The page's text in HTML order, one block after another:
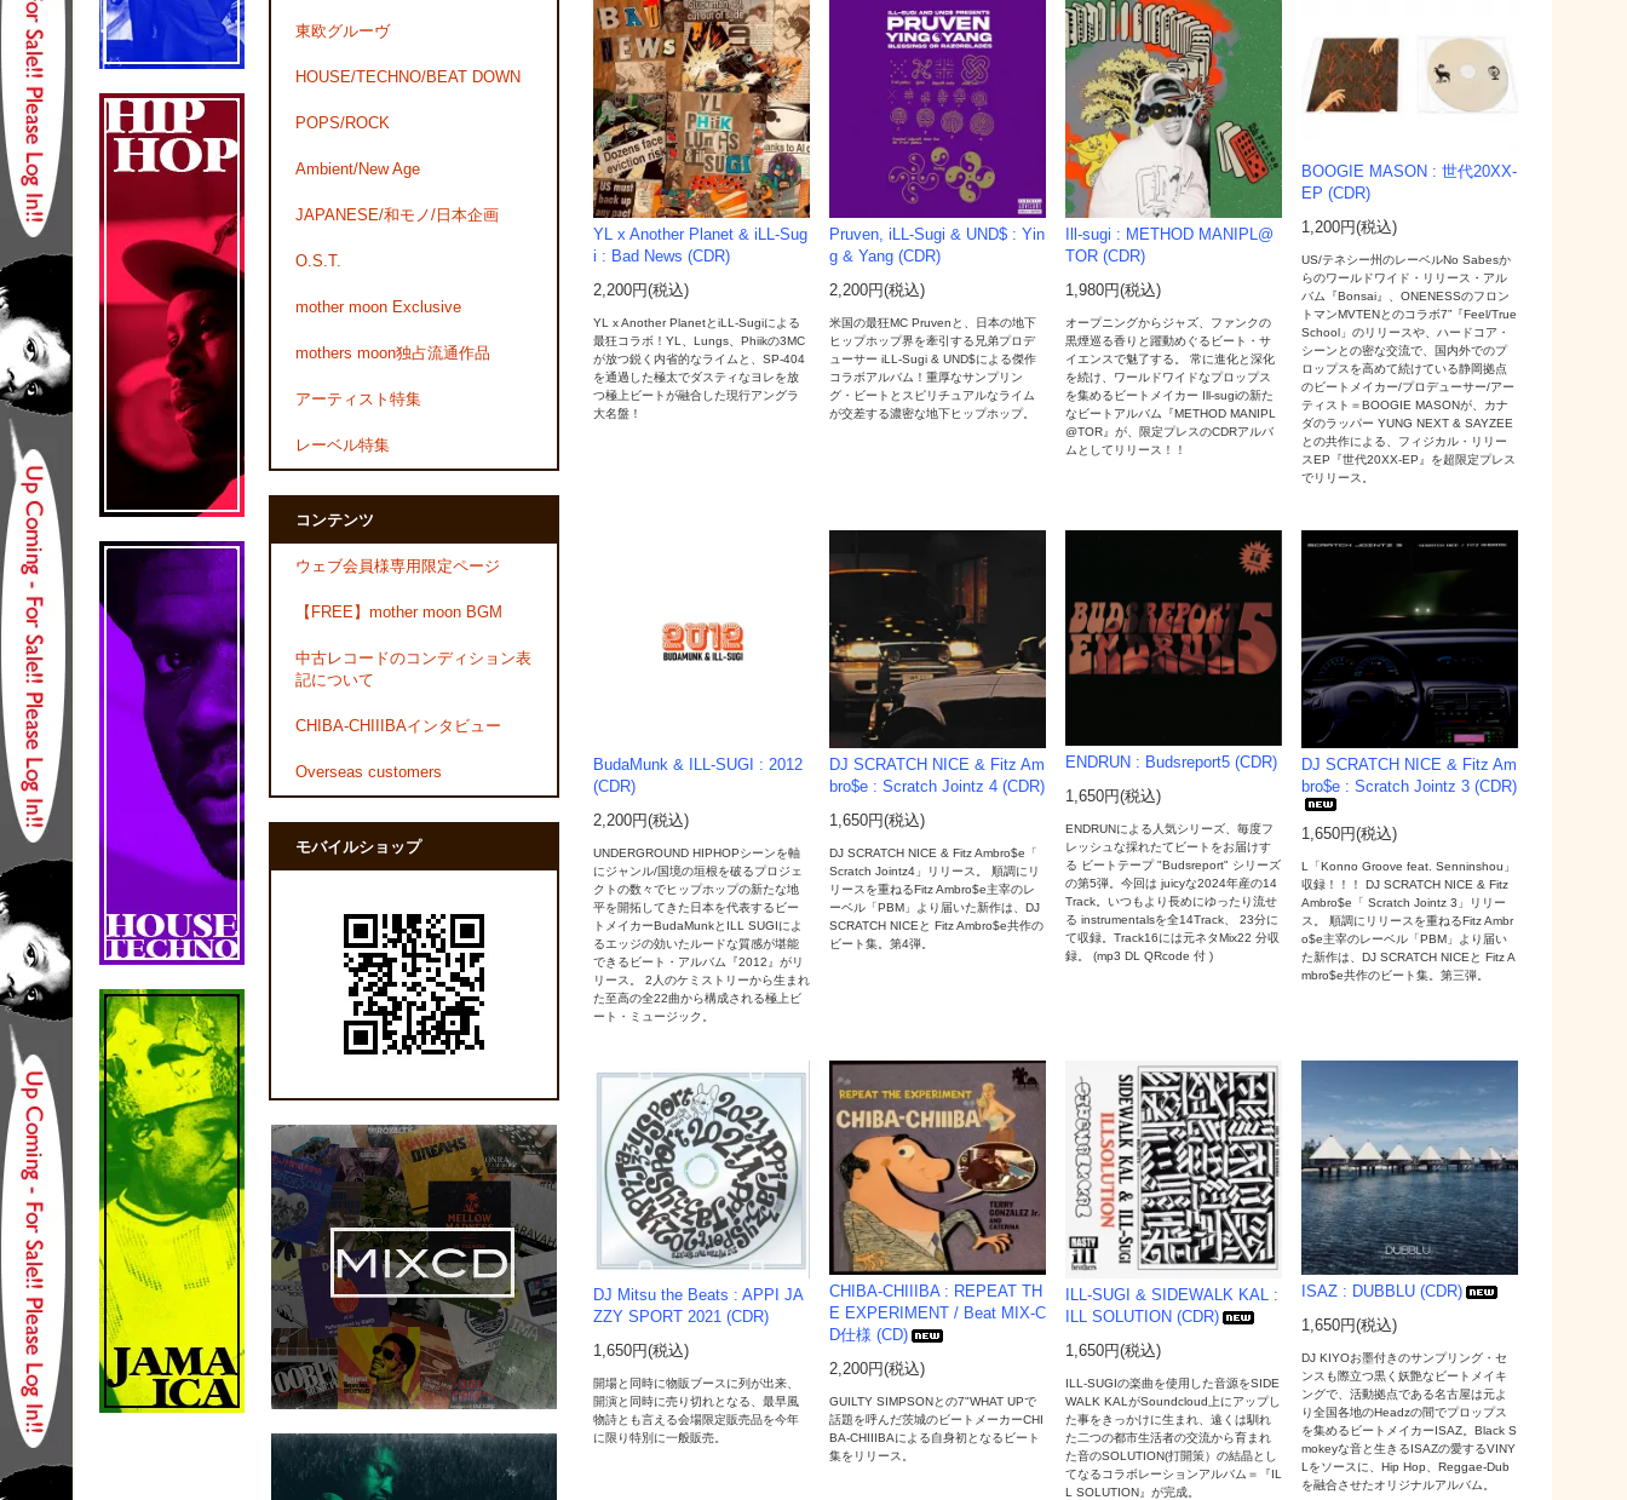
YL x Another Planet & iLL-Sug
i : Bad News (CDR)
2,200円(税込)
YL x Another PlanetとiLL-Sugiによる
最狂コラボ！YL、Lungs、Phiikの3MC
が放つ鋭く内省的なライムと、SP-404
を通過した極太でダスティなヨレを放
つ極上ビートが融合した現行アングラ
大名盤！
Pruven, iLL-Sugi & UND$ : Yin
g & Yang (CDR)
2,200円(税込)
米国の最狂MC Pruvenと、日本の地下
ヒップホップ界を牽引する兄弟プロデ
ューサー iLL-Sugi & UND$による傑作
コラボアルバム！重厚なサンプリン
グ・ビートとスピリチュアルなライム
が交差する濃密な地下ヒップホップ。
Ill-sugi : METHOD MANIPL@
TOR (CDR)
1,980円(税込)
オープニングからジャズ、ファンクの
黒煙巡る香りと躍動めぐるビート・サ
イエンスで魅了する。 常に進化と深化
を続け、ワールドワイドなプロップス
を集めるビートメイカー Ill-sugiの新た
なビートアルバム『METHOD MANIPL
@TOR』が、限定プレスのCDRアルバ
ムとしてリリース！！
BOOGIE MASON : 世代20XX-
EP (CDR)
1,200円(税込)
US/テネシー州のレーベルNo Sabesか
らのワールドワイド・リリース・アル
バム『Bonsai』、ONENESSのフロン
トマンMVTENとのコラボ7”『Feel/True
School」のリリースや、ハードコア・
シーンとの密な交流で、国内外でのプ
ロップスを高めて続けている静岡拠点
のビートメイカー/プロデューサー/アー
ティスト＝BOOGIE MASONが、カナ
ダのラッパー YUNG NEXT & SAYZEE
との共作による、フィジカル・リリー
スEP『世代20XX-EP』を超限定プレス
でリリース。
BudaMunk & ILL-SUGI : 2012
(CDR)
2,200円(税込)
UNDERGROUND HIPHOPシーンを軸
にジャンル/国境の垣根を破るプロジェ
クトの数々でヒップホップの新たな地
平を開拓してきた日本を代表するビー
トメイカーBudaMunkとILL SUGIによ
るエッジの効いたルードな質感が堪能
できるビート・アルバム『2012』がリ
リース。 2人のケミストリーから生まれ
た至高の全22曲から構成される極上ビ
ート・ミュージック。
DJ SCRATCH NICE & Fitz Am
bro$e : Scratch Jointz 4 (CDR)
1,650円(税込)
DJ SCRATCH NICE & Fitz Ambro$e「
Scratch Jointz4」リリース。 順調にリ
リースを重ねるFitz Ambro$e主宰のレ
ーベル「PBM」より届いた新作は、DJ
SCRATCH NICEと Fitz Ambro$e共作の
ビート集。第4弾。
ENDRUN : Budsreport5 (CDR)
1,650円(税込)
ENDRUNによる人気シリーズ、毎度フ
レッシュな採れたてビートをお届けす
る ビートテープ "Budsreport" シリーズ
の第5弾。今回は juicyな2024年産の14
Track。いつもより長めにゆったり流せ
る instrumentalsを全14Track、 23分に
て収録。Track16には元ネタMix22 分収
録。 (mp3 DL QRcode 付 )
DJ SCRATCH NICE & Fitz Am
bro$e : Scratch Jointz 3 (CDR)
1,650円(税込)
L「Konno Groove feat. Senninshou」
収録！！！ DJ SCRATCH NICE & Fitz
Ambro$e「 Scratch Jointz 3」リリー
ス。 順調にリリースを重ねるFitz Ambr
o$e主宰のレーベル「PBM」より届い
た新作は、DJ SCRATCH NICEと Fitz A
mbro$e共作のビート集。第三弾。
DJ Mitsu the Beats : APPI JA
ZZY SPORT 2021 (CDR)
1,650円(税込)
開場と同時に物販ブースに列が出来、
開演と同時に売り切れとなる、最早風
物詩とも言える会場限定販売品を今年
に限り特別に一般販売。
CHIBA-CHIIIBA : REPEAT TH
E EXPERIMENT / Beat MIX-C
D仕様 (CD)
2,200円(税込)
GUILTY SIMPSONとの7"WHAT UPで
話題を呼んだ茨城のビートメーカーCHI
BA-CHIIIBAによる自身初となるビート
集をリリース。
ILL-SUGI & SIDEWALK KAL :
ILL SOLUTION (CDR)
1,650円(税込)
ILL-SUGIの楽曲を使用した音源をSIDE
WALK KALがSoundcloud上にアップし
た事をきっかけに生まれ、遠くは馴れ
た二つの都市生活者の交流から育まれ
た音のSOLUTION(打開策）の結晶とし
てなるコラボレーションアルバム＝『IL
L SOLUTION』が完成。
ISAZ : DUBBLU (CDR)
1,650円(税込)
DJ KIYOお墨付きのサンプリング・セ
ンスも際立つ黒く妖艶なビートメイキ
ングで、活動拠点である名古屋は元よ
り全国各地のHeadzの間でプロップス
を集めるビートメイカーISAZ。Black S
mokeyな音と生きるISAZの愛するVINY
Lをソースに、Hip Hop、Reggae-Dub
を融合させたオリジナルアルバム。
東欧グルーヴ
HOUSE/TECHNO/BEAT DOWN
POPS/ROCK
Ambient/New Age
JAPANESE/和モノ/日本企画
O.S.T.
mother moon Exclusive
mothers moon独占流通作品
アーティスト特集
レーベル特集
コンテンツ
ウェブ会員様専用限定ページ
【FREE】mother moon BGM
中古レコードのコンディション表
記について
CHIBA-CHIIIBAインタビュー
Overseas customers
モバイルショップ